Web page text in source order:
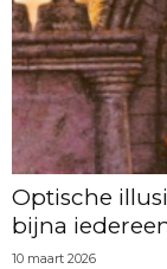
Optische
bijna
10 maart 2026